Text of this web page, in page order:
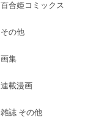
百合姫コミックス
その他
画集
連載漫画
雑誌 その他